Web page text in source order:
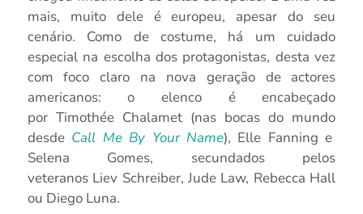
mais, muito dele é europeu, apesar do seu
cenário. Como de costume, há um cuidado
especial na escolha dos protagonistas, desta vez
com foco claro na nova geração de actores
americanos: o elenco é encabeçado
por Timothée Chalamet(nas bocas do mundo
desde Call Me By Your Name), Elle Fanning e
Selena Gomes, secundados pelos
veteranos Liev Schreiber, Jude Law, Rebecca Hall
ou Diego Luna.